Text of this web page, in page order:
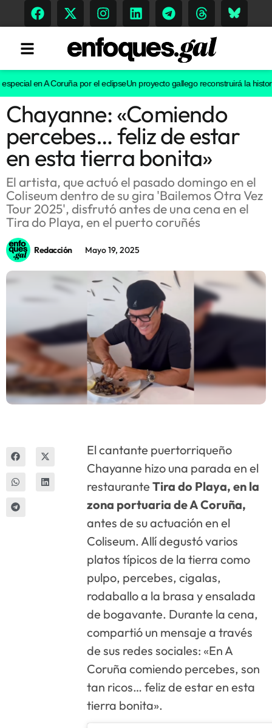
Tendencias
Memoria Histórica
Gastronomía
Escenarios
Sostenibilidad
Innova
en A Coruña por el eclipseUn proyecto gallego reconstruirá la historia
Chayanne: «Comiendo
percebes… feliz de estar
en esta tierra bonita»
El artista, que actuó el pasado domingo en el
Coliseum dentro de su gira 'Bailemos Otra Vez
Tour 2025', disfrutó antes de una cena en el
Tira do Playa, en el puerto coruñés
Redacción Mayo 19, 2025
El cantante puertorriqueño
Chayanne hizo una parada en el
restauranteTira do Playa, en la
zona portuaria de A Coruña,
antes de su actuación en el
Coliseum. Allí degustó varios
platos típicos de la tierra como
pulpo, percebes, cigalas,
rodaballo a la brasa y ensalada
de bogavante. Durante la cena,
compartió un mensaje a través
de sus redes sociales: «En A
Coruña comiendo percebes, son
tan ricos… feliz de estar en esta
tierra bonita».